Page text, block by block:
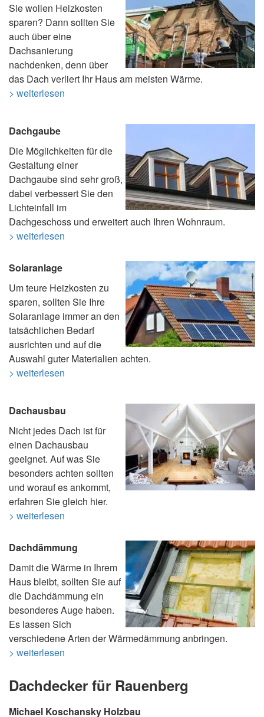
Sie wollen Heizkosten
sparen? Dann sollten Sie
auch über eine
Dachsanierung
nachdenken, denn über
das Dach verliert Ihr Haus am meisten Wärme.
> weiterlesen
Dachgaube
Die Möglichkeiten für die
Gestaltung einer
Dachgaube sind sehr groß,
dabei verbessert Sie den
Lichteinfall im
Dachgeschoss und erweitert auch Ihren Wohnraum.
> weiterlesen
Solaranlage
Um teure Heizkosten zu
sparen, sollten Sie Ihre
Solaranlage immer an den
tatsächlichen Bedarf
ausrichten und auf die
Auswahl guter Materialien achten.
> weiterlesen
Dachausbau
Nicht jedes Dach ist für
einen Dachausbau
geeignet. Auf was Sie
besonders achten sollten
und worauf es ankommt,
erfahren Sie gleich hier.
> weiterlesen
Dachdämmung
Damit die Wärme in Ihrem
Haus bleibt, sollten Sie auf
die Dachdämmung ein
besonderes Auge haben.
Es lassen Sich
verschiedene Arten der Wärmedämmung anbringen.
> weiterlesen
Dachdecker für Rauenberg
Michael Koschansky Holzbau